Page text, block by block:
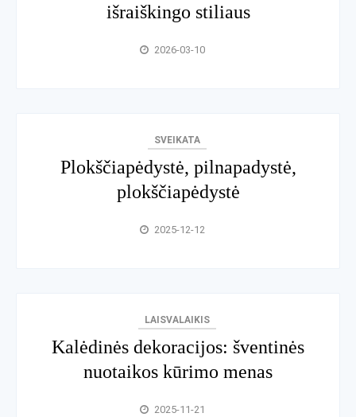
išraiškingo stiliaus
2026-03-10
SVEIKATA
Plokščiapėdystė, pilnapadystė,
plokščiapėdystė
2025-12-12
LAISVALAIKIS
Kalėdinės dekoracijos: šventinės
nuotaikos kūrimo menas
2025-11-21